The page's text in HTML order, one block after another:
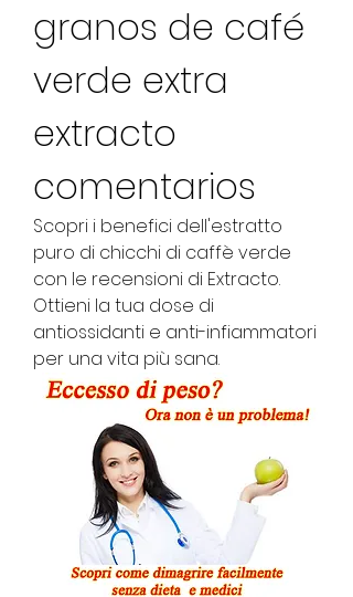
granos de café
verde extra
extracto
comentarios
Scopri i benefici dell'estratto
puro di chicchi di caffè verde
con le recensioni di Extracto.
Ottieni la tua dose di
antiossidanti e anti-infiammatori
per una vita più sana.